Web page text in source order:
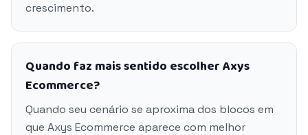
crescimento.
Quando faz mais sentido escolher Axys
Ecommerce?
Quando seu cenário se aproxima dos blocos em
que Axys Ecommerce aparece com melhor